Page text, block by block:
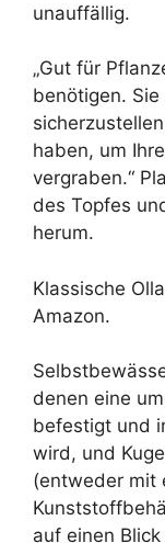
unauffällig.
„Gut für
benötigen.
haben, um
vergraben.“
des Topfes
herum.
Klassische
Amazon.
denen eine
befestigt und
wird, und
(entweder mit
auf einen